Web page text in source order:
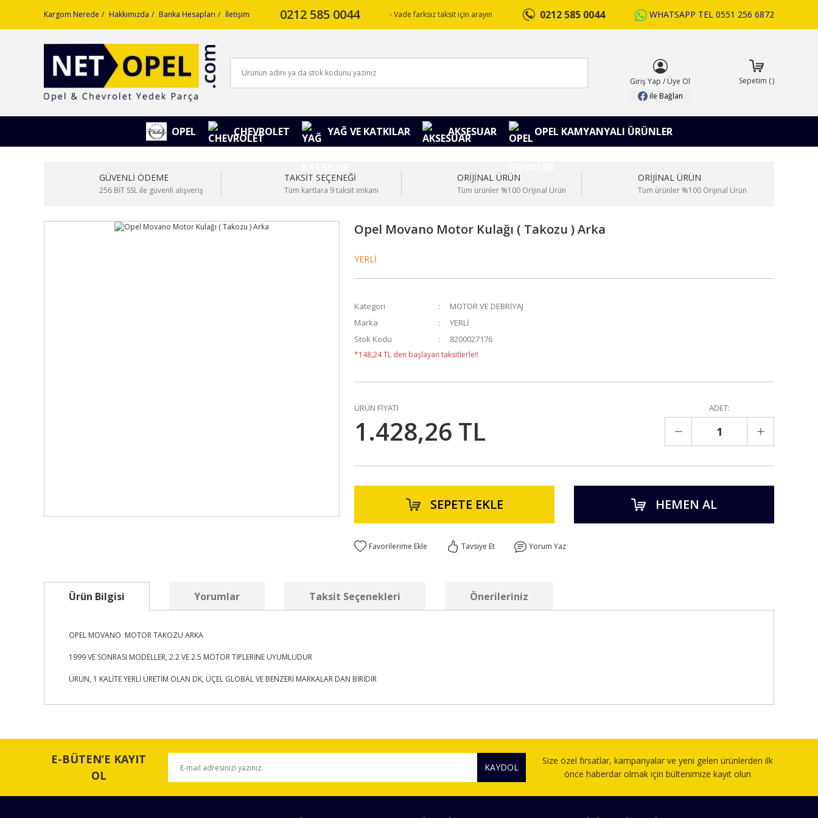
Kargom Nerede Hakkımızda Banka Hesapları İletişim 0212 585 0044 - Vade farksız taksit için arayın 0212 585 0044 WHATSAPP TEL 0551 256 6872
Giriş Yap / Üye Ol
ile Bağlan
Sepetim ()
OPEL CHEVROLET YAĞ VE KATKILAR AKSESUAR OPEL KAMYANYALI ÜRÜNLER
GÜVENLİ ÖDEME
256 BİT SSL ile güvenli alışveriş
TAKSİT SEÇENEĞİ
Tüm kartlara 9 taksit imkanı
ORİJİNAL ÜRÜN
Tüm ürünler %100 Orijinal Ürün
ORİJİNAL ÜRÜN
Tüm ürünler %100 Orijinal Ürün
Opel Movano Motor Kulağı ( Takozu ) Arka
YERLİ
Kategori
MOTOR VE DEBRİYAJ
Marka
YERLİ
Stok Kodu
8200027176
*148,24 TL den başlayan taksitlerle!!
ÜRÜN FİYATI
1.428,26 TL
ADET:
SEPETE EKLE HEMEN AL
Tavsiye Et Yorum Yaz
Ürün Bilgisi Yorumlar Taksit Seçenekleri Önerileriniz
OPEL MOVANO MOTOR TAKOZU ARKA
1999 VE SONRASI MODELLER, 2.2 VE 2.5 MOTOR TİPLERİNE UYUMLUDUR
ÜRÜN, 1 KALİTE YERLİ ÜRETİM OLAN DK, ÜÇEL GLOBAL VE BENZERİ MARKALAR DAN BİRİDİR
Görüş ve önerileriniz için teşekkür ederiz.
Ürün resmi kalitesiz, bozuk veya görüntülenemiyor.
E-BÜTEN’E KAYIT
OL
KAYDOL
Size özel fırsatlar, kampanyalar ve yeni gelen ürünlerden ilk
önce haberdar olmak için bültenimize kayıt olun